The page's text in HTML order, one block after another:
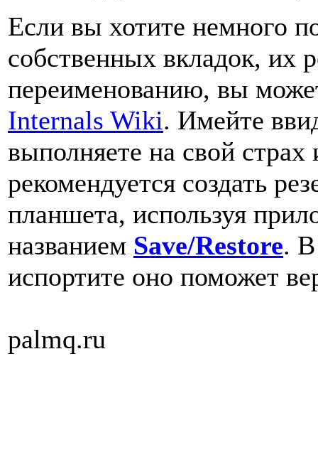
Если вы хотите немного
собственных вкладок, их
переименованию, вы
Internals Wiki. Имейте
выполняете на свой
рекомендуется создать
планшета, используя
названием Save/Restore.
испортите оно поможет
palmq.ru